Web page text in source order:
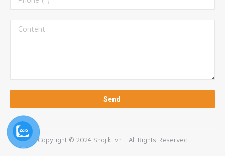
Copyright © 2024 Shojiki.vn - All Rights Reserved